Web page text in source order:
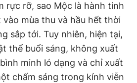
rực rỡ, sao Mộc là hành tinh
mùa thu và hầu hết thời
sắp tới. Tuy nhiên, hiện tại,
thể buổi sáng, không xuất
minh ló dạng và chỉ xuất
chấm sáng trong kính viễn